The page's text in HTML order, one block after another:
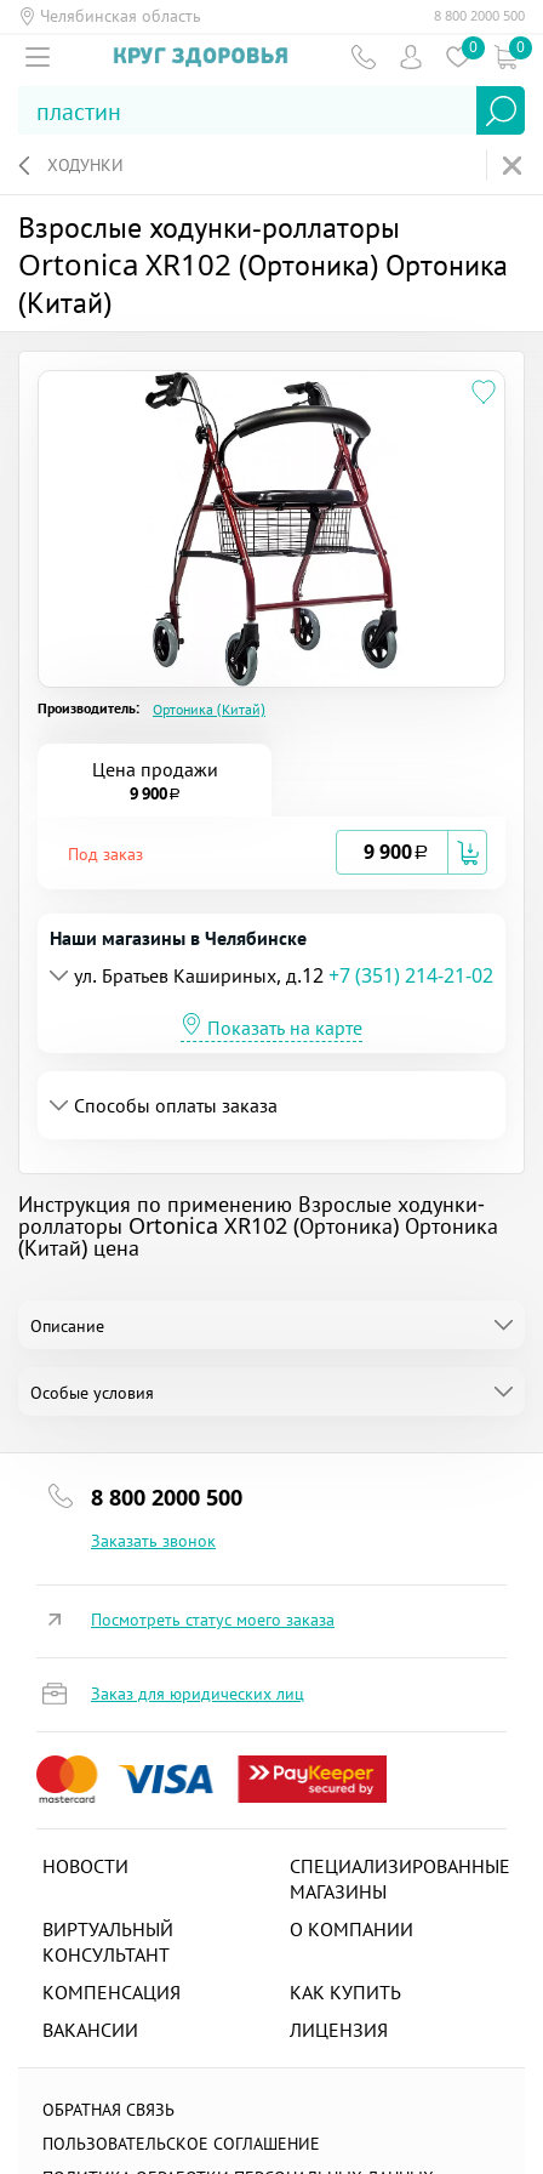
Челябинская область 8 800 2000 500
0 0
ХОДУНКИ
Взрослые ходунки-роллаторы
Ortonica XR102 (Ортоника) Ортоника
(Китай)
Производитель: Ортоника (Китай)
Цена продажи
9 900a
Под заказ 9 900a
Наши магазины в Челябинске
ул. Братьев Кашириных, д.12+7 (351) 214-21-02
Показать на карте
Способы оплаты заказа
Инструкция по применению Взрослые ходунки-
роллаторы Ortonica XR102 (Ортоника) Ортоника
(Китай) цена
Описание
Особые условия
8 800 2000 500
Заказать звонок
НОВОСТИ
СПЕЦИАЛИЗИРОВАННЫЕ
МАГАЗИНЫ
ВИРТУАЛЬНЫЙ
КОНСУЛЬТАНТ
О КОМПАНИИ
КОМПЕНСАЦИЯ
КАК КУПИТЬ
ВАКАНСИИ
ЛИЦЕНЗИЯ
ОБРАТНАЯ СВЯЗЬ
ПОЛЬЗОВАТЕЛЬСКОЕ СОГЛАШЕНИЕ
Посмотреть статус моего заказа
Заказ для юридических лиц